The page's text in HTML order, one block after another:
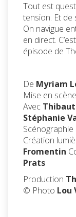
Tout est
tension. Et
On navigue
en direct.
épisode de
De Myriam
Mise en scène
Avec
Stéphanie
Scénographie
Création
Fromentin
Prats
Production
© Photo Lou